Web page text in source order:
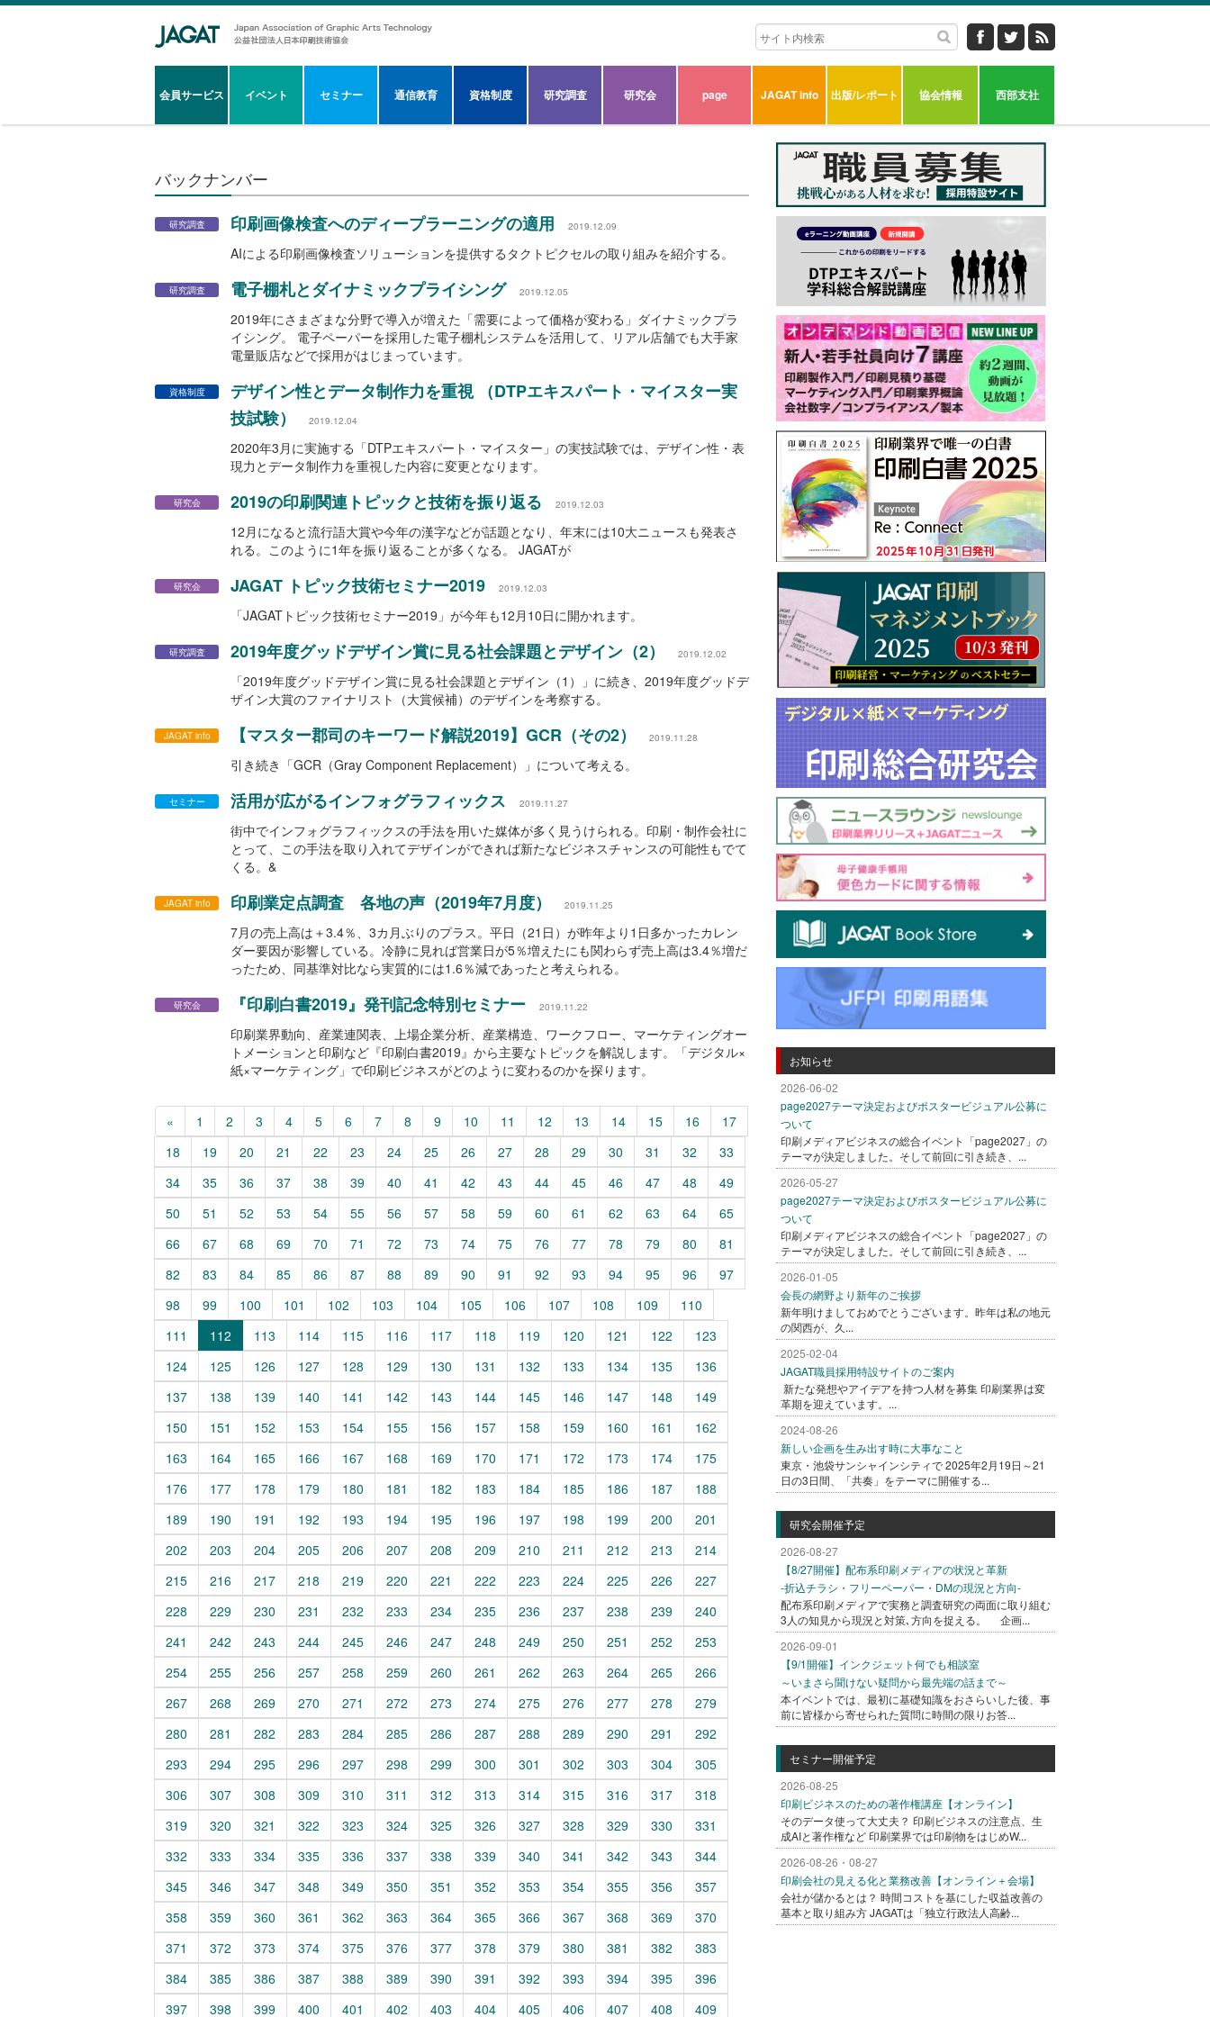
会員サービス イベント セミナー 通信教育 資格制度 研究調査 研究会 page JAGAT info 出版/レポート 協会情報 西部支社
バックナンバー
研究調査 印刷画像検査へのディープラーニングの適用 2019.12.09
AIによる印刷画像検査ソリューションを提供するタクトピクセルの取り組みを紹介する。
研究調査 電子棚札とダイナミックプライシング 2019.12.05
2019年にさまざまな分野で導入が増えた「需要によって価格が変わる」ダイナミックプラ
イシング。 電子ペーパーを採用した電子棚札システムを活用して、リアル店舗でも大手家
電量販店などで採用がはじまっています。
資格制度
デザイン性とデータ制作力を重視 （DTPエキスパート・マイスター実
技試験）
2019.12.04
2020年3月に実施する「DTPエキスパート・マイスター」の実技試験では、デザイン性・表
現力とデータ制作力を重視した内容に変更となります。
研究会 2019の印刷関連トピックと技術を振り返る 2019.12.03
12月になると流行語大賞や今年の漢字などが話題となり、年末には10大ニュースも発表さ
れる。このように1年を振り返ることが多くなる。 JAGATが
研究会 JAGAT トピック技術セミナー2019 2019.12.03
「JAGATトピック技術セミナー2019」が今年も12月10日に開かれます。
研究調査 2019年度グッドデザイン賞に見る社会課題とデザイン（2） 2019.12.02
「2019年度グッドデザイン賞に見る社会課題とデザイン（1）」に続き、2019年度グッドデ
ザイン大賞のファイナリスト（大賞候補）のデザインを考察する。
JAGAT info 【マスター郡司のキーワード解説2019】GCR（その2） 2019.11.28
引き続き「GCR（Gray Component Replacement）」について考える。
セミナー 活用が広がるインフォグラフィックス 2019.11.27
街中でインフォグラフィックスの手法を用いた媒体が多く見うけられる。印刷・制作会社に
とって、この手法を取り入れてデザインができれば新たなビジネスチャンスの可能性もでて
くる。&
JAGAT info 印刷業定点調査 各地の声（2019年7月度） 2019.11.25
7月の売上高は＋3.4％、3カ月ぶりのプラス。平日（21日）が昨年より1日多かったカレン
ダー要因が影響している。冷静に見れば営業日が5％増えたにも関わらず売上高は3.4％増だ
ったため、同基準対比なら実質的には1.6％減であったと考えられる。
研究会 『印刷白書2019』発刊記念特別セミナー 2019.11.22
印刷業界動向、産業連関表、上場企業分析、産業構造、ワークフロー、マーケティングオー
トメーションと印刷など『印刷白書2019』から主要なトピックを解説します。「デジタル×
紙×マーケティング」で印刷ビジネスがどのように変わるのかを探ります。
« 1 2 3 4 5 6 7 8 9 10 11 12 13 14 15 16
17
18
19 20 21 22 23 24 25 26 27 28 29 30 31 32
33
34
35 36 37 38 39 40 41 42 43 44 45 46 47 48
49
50
51 52 53 54 55 56 57 58 59 60 61 62 63 64
65
66
67 68 69 70 71 72 73 74 75 76 77 78 79 80
81
82
83 84 85 86 87 88 89 90 91 92 93 94 95 96
97
98
99 100 101 102 103 104 105 106 107 108 109
110
111
112 113 114 115 116 117 118 119 120 121 122
123
124
125 126 127 128 129 130 131 132 133 134 135
136
137
138 139 140 141 142 143 144 145 146 147 148
149
150
151 152 153 154 155 156 157 158 159 160 161
162
163
164 165 166 167 168 169 170 171 172 173 174
175
176
177 178 179 180 181 182 183 184 185 186 187
188
189
190 191 192 193 194 195 196 197 198 199 200
201
202
203 204 205 206 207 208 209 210 211 212 213
214
215
216 217 218 219 220 221 222 223 224 225 226
227
228
229 230 231 232 233 234 235 236 237 238 239
240
241
242 243 244 245 246 247 248 249 250 251 252
253
254
255 256 257 258 259 260 261 262 263 264 265
266
267
268 269 270 271 272 273 274 275 276 277 278
279
280
281 282 283 284 285 286 287 288 289 290 291
292
293
294 295 296 297 298 299 300 301 302 303 304
305
306
307 308 309 310 311 312 313 314 315 316 317
318
319
320 321 322 323 324 325 326 327 328 329 330
331
332
333 334 335 336 337 338 339 340 341 342 343
344
345
346 347 348 349 350 351 352 353 354 355 356
357
358
359 360 361 362 363 364 365 366 367 368 369
370
371
372 373 374 375 376 377 378 379 380 381 382
383
384
385 386 387 388 389 390 391 392 393 394 395
396
397
398 399 400 401 402 403 404 405 406 407 408 409
お知らせ
2026-06-02
page2027テーマ決定およびポスタービジュアル公募に
ついて
印刷メディアビジネスの総合イベント「page2027」の
テーマが決定しました。そして前回に引き続き、...
2026-05-27
page2027テーマ決定およびポスタービジュアル公募に
ついて
印刷メディアビジネスの総合イベント「page2027」の
テーマが決定しました。そして前回に引き続き、...
2026-01-05
会長の網野より新年のご挨拶
新年明けましておめでとうございます。昨年は私の地元
の関西が、久...
2025-02-04
JAGAT職員採用特設サイトのご案内
新たな発想やアイデアを持つ人材を募集 印刷業界は変
革期を迎えています。...
2024-08-26
新しい企画を生み出す時に大事なこと
東京・池袋サンシャインシティで 2025年2月19日～21
日の3日間、「共奏」をテーマに開催する...
研究会開催予定
2026-08-27
【8/27開催】配布系印刷メディアの状況と革新
-折込チラシ・フリーペーパー・DMの現況と方向-
配布系印刷メディアで実務と調査研究の両面に取り組む
3人の知見から現況と対策､方向を捉える。 企画...
2026-09-01
【9/1開催】インクジェット何でも相談室
～いまさら聞けない疑問から最先端の話まで～
本イベントでは、最初に基礎知識をおさらいした後、事
前に皆様から寄せられた質問に時間の限りお答...
セミナー開催予定
2026-08-25
印刷ビジネスのための著作権講座【オンライン】
そのデータ使って大丈夫？ 印刷ビジネスの注意点、生
成AIと著作権など 印刷業界では印刷物をはじめW...
2026-08-26・08-27
印刷会社の見える化と業務改善【オンライン＋会場】
会社が儲かるとは？ 時間コストを基にした収益改善の
基本と取り組み方 JAGATは「独立行政法人高齢...